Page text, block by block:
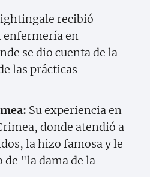
recibió
en
se dio cuenta de la
las prácticas
Su experiencia en
donde atendió a
la hizo famosa y le
de "la dama de la